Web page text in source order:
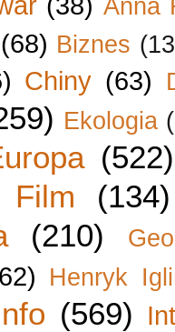
Anna
(68) Biznes
Chiny (63)
Ekologia
(522)
Film
(134)
(210)
Henryk
(569)